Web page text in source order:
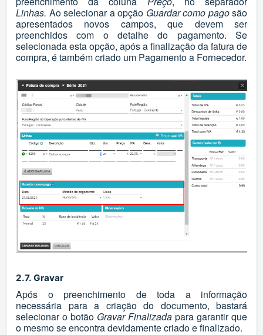
Linhas. Ao selecionar a opção Guardar como pagosão
apresentados novos campos, que devem ser
preenchidos com o detalhe do pagamento. Se
selecionada esta opção, após a finalização da fatura de
compra, é também criado um Pagamento a Fornecedor.
2.7. Gravar
Após o preenchimento de toda a informação
necessária para a criação do documento, bastará
selecionar o botão Gravar Finalizada para garantir que
o mesmo se encontra devidamente criado e finalizado.